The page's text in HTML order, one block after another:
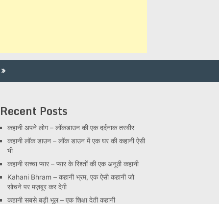
Recent Posts
कहानी अपने लोग – लॉकडाउन की एक दर्दनाक तस्वीर
कहानी लॉक डाउन – लॉक डाउन में एक घर की कहानी ऐसी
भी
कहानी सच्चा प्यार – प्यार के रिश्तों की एक अनूठी कहानी
Kahani Bhram – कहानी भ्रम, एक ऐसी कहानी जो
सोचने पर मज़बूर कर देगी
कहानी सबसे बड़ी भूल – एक शिक्षा देती कहानी